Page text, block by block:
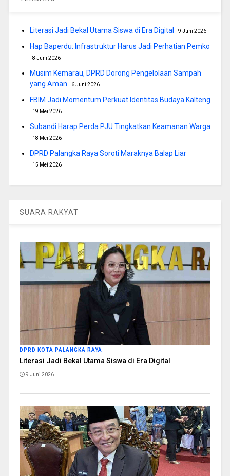
Literasi Jadi Bekal Utama Siswa di Era Digital 9 Juni 2026
Hap Baperdu: Infrastruktur Harus Jadi Perhatian Pemko
8 Juni 2026
Musim Kemarau, DPRD Dorong Pengelolaan Sampah
yang Aman
6 Juni 2026
FBIM Jadi Momentum Perkuat Identitas Budaya Kalteng
19 Mei 2026
Subandi Harap Perda PJU Tingkatkan Keamanan Warga
18 Mei 2026
DPRD Palangka Raya Soroti Maraknya Balap Liar
15 Mei 2026
SUARA RAKYAT
DPRD KOTA PALANGKA RAYA
Literasi Jadi Bekal Utama Siswa di Era Digital
9 Juni 2026